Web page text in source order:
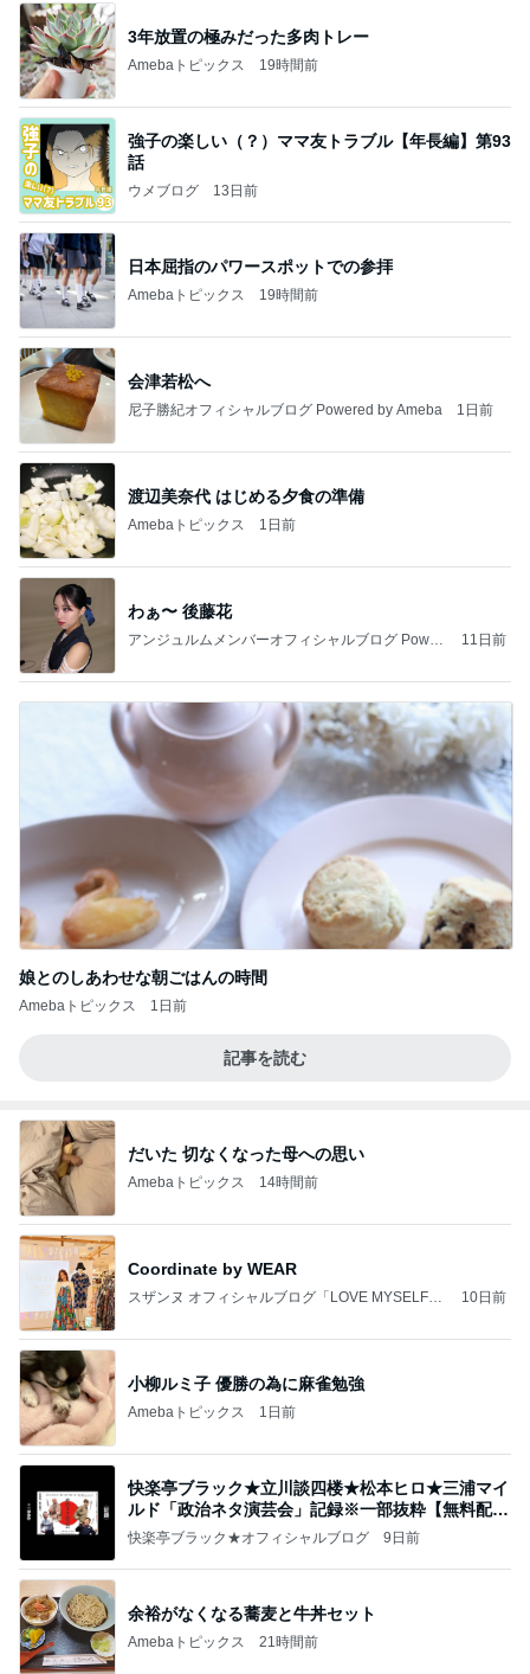
3年放置の極みだった多肉トレー
Amebaトピックス 19時間前
強子の楽しい（？）ママ友トラブル【年長編】第93
話
ウメブログ 13日前
日本屈指のパワースポットでの参拝
Amebaトピックス 19時間前
会津若松へ
尼子勝紀オフィシャルブログ Powered by Ameba 1日前
渡辺美奈代 はじめる夕食の準備
Amebaトピックス 1日前
わぁ〜 後藤花
アンジュルムメンバーオフィシャルブログ Power
11日前
娘とのしあわせな朝ごはんの時間
Amebaトピックス 1日前
記事を読む
だいた 切なくなった母への思い
Amebaトピックス 14時間前
Coordinate by WEAR
スザンヌ オフィシャルブログ「LOVE MYSELF」
10日前
小柳ルミ子 優勝の為に麻雀勉強
Amebaトピックス 1日前
快楽亭ブラック★立川談四楼★松本ヒロ★三浦マイ
ルド「政治ネタ演芸会」記録※一部抜粋【無料配
信】
快楽亭ブラック★オフィシャルブログ 9日前
余裕がなくなる蕎麦と牛丼セット
Amebaトピックス 21時間前